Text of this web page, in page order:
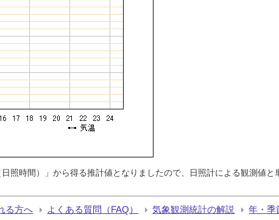
照時間）」から得る推計値となりましたので、日照計による観測値と
る方へ よくある質問（FAQ） 気象観測統計の解説 年・季